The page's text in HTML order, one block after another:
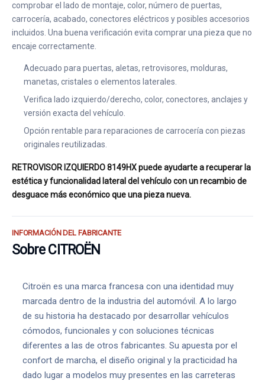
comprobar el lado de montaje, color, número de puertas,
carrocería, acabado, conectores eléctricos y posibles accesorios
incluidos. Una buena verificación evita comprar una pieza que no
encaje correctamente.
Adecuado para puertas, aletas, retrovisores, molduras,
manetas, cristales o elementos laterales.
Verifica lado izquierdo/derecho, color, conectores, anclajes y
versión exacta del vehículo.
Opción rentable para reparaciones de carrocería con piezas
originales reutilizadas.
RETROVISOR IZQUIERDO 8149HX puede ayudarte a recuperar la
estética y funcionalidad lateral del vehículo con un recambio de
desguace más económico que una pieza nueva.
INFORMACIÓN DEL FABRICANTE
Sobre CITROËN
Citroën es una marca francesa con una identidad muy
marcada dentro de la industria del automóvil. A lo largo
de su historia ha destacado por desarrollar vehículos
cómodos, funcionales y con soluciones técnicas
diferentes a las de otros fabricantes. Su apuesta por el
confort de marcha, el diseño original y la practicidad ha
dado lugar a modelos muy presentes en las carreteras